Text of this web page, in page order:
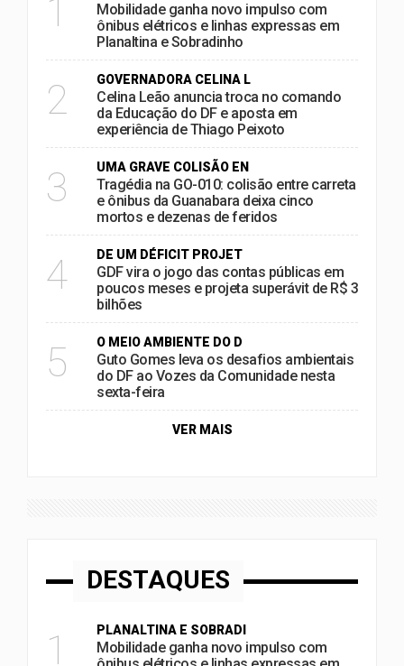
1
Mobilidade ganha novo impulso com
ônibus elétricos e linhas expressas em
Planaltina e Sobradinho
2 GOVERNADORA CELINA L
Celina Leão anuncia troca no comando
da Educação do DF e aposta em
experiência de Thiago Peixoto
3 UMA GRAVE COLISÃO EN
Tragédia na GO-010: colisão entre carreta
e ônibus da Guanabara deixa cinco
mortos e dezenas de feridos
4 DE UM DÉFICIT PROJET
GDF vira o jogo das contas públicas em
poucos meses e projeta superávit de R$ 3
bilhões
5 O MEIO AMBIENTE DO D
Guto Gomes leva os desafios ambientais
do DF ao Vozes da Comunidade nesta
sexta-feira
VER MAIS
DESTAQUES
1 PLANALTINA E SOBRADI
Mobilidade ganha novo impulso com